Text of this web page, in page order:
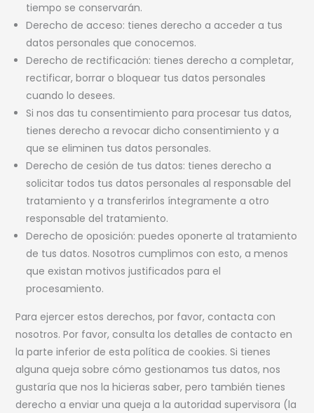
tiempo se conservarán.
Derecho de acceso: tienes derecho a acceder a tus
datos personales que conocemos.
Derecho de rectificación: tienes derecho a completar,
rectificar, borrar o bloquear tus datos personales
cuando lo desees.
Si nos das tu consentimiento para procesar tus datos,
tienes derecho a revocar dicho consentimiento y a
que se eliminen tus datos personales.
Derecho de cesión de tus datos: tienes derecho a
solicitar todos tus datos personales al responsable del
tratamiento y a transferirlos íntegramente a otro
responsable del tratamiento.
Derecho de oposición: puedes oponerte al tratamiento
de tus datos. Nosotros cumplimos con esto, a menos
que existan motivos justificados para el
procesamiento.
Para ejercer estos derechos, por favor, contacta con
nosotros. Por favor, consulta los detalles de contacto en
la parte inferior de esta política de cookies. Si tienes
alguna queja sobre cómo gestionamos tus datos, nos
gustaría que nos la hicieras saber, pero también tienes
derecho a enviar una queja a la autoridad supervisora (la